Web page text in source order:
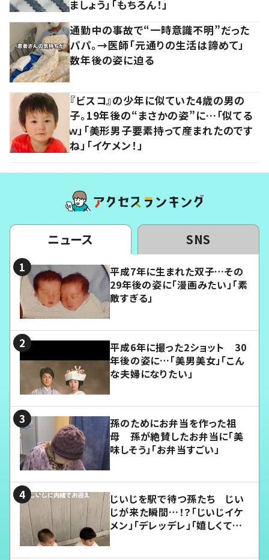
ましょう」「もちろん！」
通勤中の事故で“一時意識不明”だった
パパ。→医師「元通りの生活は諦めて」
数年後の姿に迫る
『ビスコ』の少年に似ていた4歳の男の
子。19年後の“まさかの姿”に…「似てる
ｗ」「美形男子要素持って産まれたのです
ね」「イケメン！」
ニュース SNS
平成7年に生まれた双子…その
29年後の姿に「漫画みたい」「素
敵すぎる」
平成6年に撮った2ショット 30
年後の姿に…「美男美女」「こん
な夫婦になりたい」
孫のためにお弁当を作った祖
母 孫が絶賛したお弁当に「美
味しそう」「お弁当すごい」
じいじを駅で待つ孫たち じい
じが来た瞬間…！？「じいじイケ
メン」「デレッデレ」「嬉しくて可